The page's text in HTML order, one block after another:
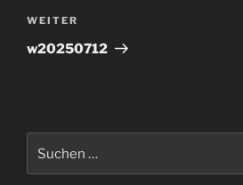
Nächster
Beitrag
WEITER
w20250712